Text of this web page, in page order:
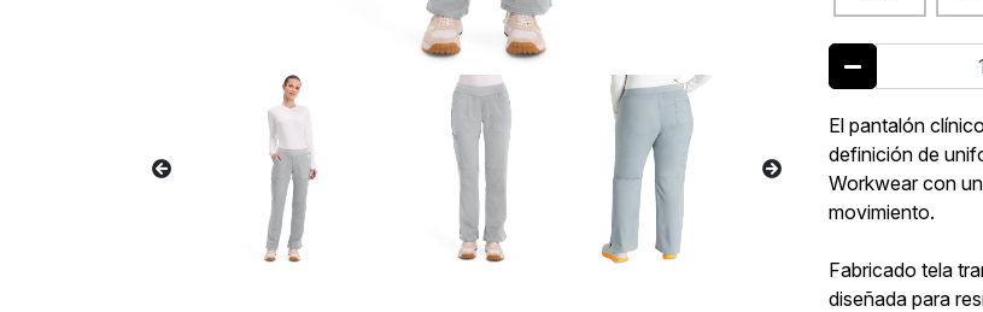
El pantalón
definición de
Workwear con
movimiento.
Fabricado tela
diseñada para